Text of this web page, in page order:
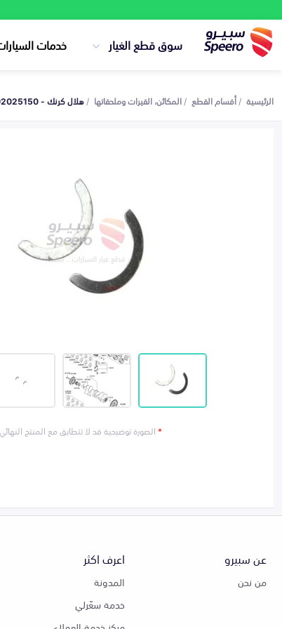
سوق قطع الغيار خدمات
الرئيسية أقسام القطع المكائن، القيرات وملحقاتها هلال كرنك - 2102025150
*الصورة توضيحية قد لا تتطابق مع المنتج النهائي
عن سبيرو
من نحن
اعرف اكثر
المدونة
خدمة سعّرلي